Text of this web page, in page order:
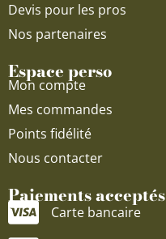
Devis pour les pros
Nos partenaires
Espace perso
Mon compte
Mes commandes
Points fidélité
Nous contacter
Paiements acceptés
Carte bancaire